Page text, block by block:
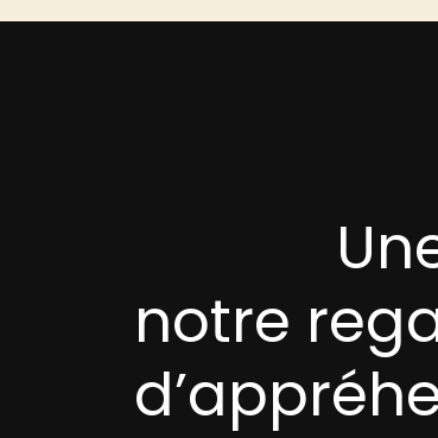
Une exposition qui nous invite à ouvrir
notre